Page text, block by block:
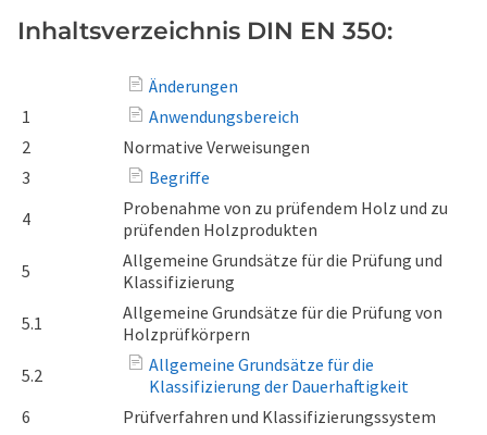
Inhaltsverzeichnis DIN EN 350:
Änderungen
1
Anwendungsbereich
2
Normative Verweisungen
3
Begriffe
4
Probenahme von zu prüfendem Holz und zu
prüfenden Holzprodukten
5
Allgemeine Grundsätze für die Prüfung und
Klassifizierung
5.1
Allgemeine Grundsätze für die Prüfung von
Holzprüfkörpern
5.2
Allgemeine Grundsätze für die
Klassifizierung der Dauerhaftigkeit
6
Prüfverfahren und Klassifizierungssystem